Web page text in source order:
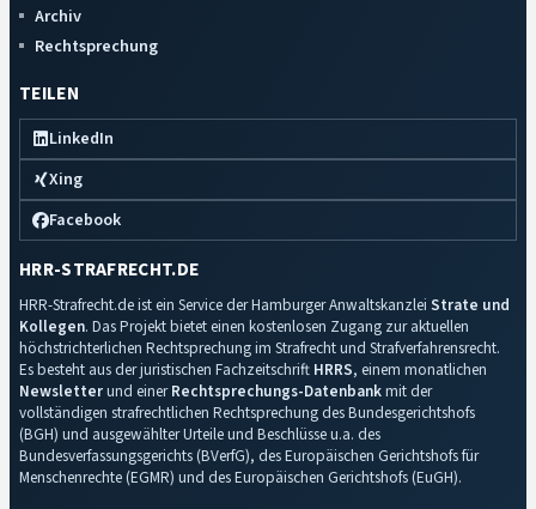
Archiv
Rechtsprechung
TEILEN
LinkedIn
Xing
Facebook
HRR-STRAFRECHT.DE
HRR-Strafrecht.de ist ein Service der Hamburger Anwaltskanzlei Strate und
Kollegen. Das Projekt bietet einen kostenlosen Zugang zur aktuellen
höchstrichterlichen Rechtsprechung im Strafrecht und Strafverfahrensrecht.
Es besteht aus der juristischen Fachzeitschrift HRRS, einem monatlichen
Newsletterund einerRechtsprechungs-Datenbankmit der
vollständigen strafrechtlichen Rechtsprechung des Bundesgerichtshofs
(BGH) und ausgewählter Urteile und Beschlüsse u.a. des
Bundesverfassungsgerichts (BVerfG), des Europäischen Gerichtshofs für
Menschenrechte (EGMR) und des Europäischen Gerichtshofs (EuGH).